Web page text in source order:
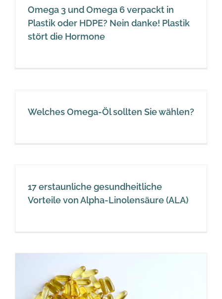
Omega 3 und Omega 6 verpackt in
Plastik oder HDPE? Nein danke! Plastik
stört die Hormone
Welches Omega-Öl sollten Sie wählen?
17 erstaunliche gesundheitliche
Vorteile von Alpha-Linolensäure (ALA)